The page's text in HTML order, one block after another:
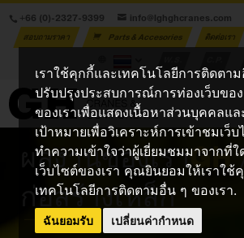
เราใช้คุกกี้และเทคโนโลยีการติดตา
ปรับปรุงประสบการณ์การท่องเว็บขอ
ของเราเพื่อแสดงเนื้อหาส่วนบุคคลแ
เป้าหมายเพื่อวิเคราะห์การเข้าชมเว็บ
ทำความเข้าใจว่าผู้เยี่ยมชมมาจากที่ใ
เว็บไซต์ของเรา คุณยินยอมให้เราใช้
เทคโนโลยีการติดตามอื่น ๆ ของเรา.
ฉันยอมรับ เปลี่ยนค่ากำหนด
+66 (0)-2327-9399 info@lghghcranes.com
สอบถามราคา Parts & Accesories
ติดต่อเรา
ผลงานของเราGH
ก่อสร้างเหล็ก